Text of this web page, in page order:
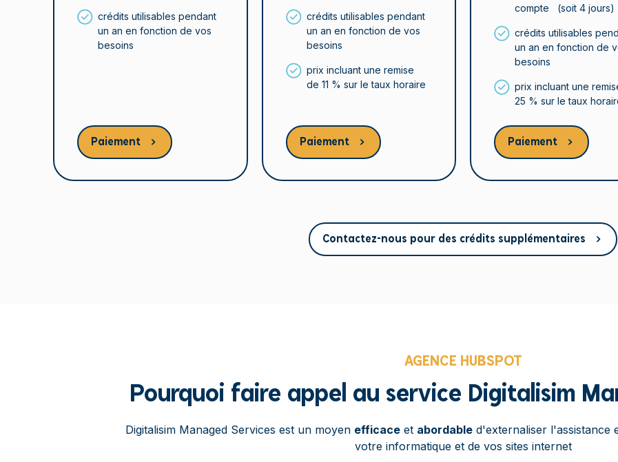
crédits utilisables pendant
un an en fonction de vos
besoins
Paiement
crédits utilisables pendant
un an en fonction de vos
besoins
prix incluant une remise
de 11 % sur le taux horaire
Paiement
compte (soit 4 jours)
crédits utilisables
un an en fonction de
besoins
prix incluant une
25 % sur le taux
Paiement
Contactez-nous pour des crédits supplémentaires
AGENCE HUBSPOT
Pourquoi faire appel au service Digitalisim
Digitalisim Managed Services est un moyen efficace et abordable d'externaliser l'assistance
votre informatique et de vos sites internet